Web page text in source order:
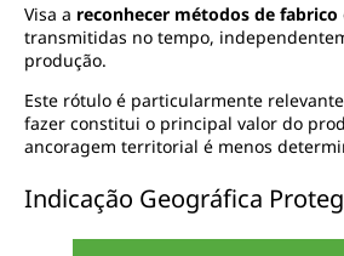
Visa a reconhecer métodos de fabrico
transmitidas no tempo,
produção.
Este rótulo é particularmente
fazer constitui o principal valor do
ancoragem territorial é menos
Indicação Geográfica